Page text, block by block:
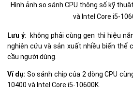
Hình ảnh so sánh CPU thông số kỹ
và Intel Core i5-
Lưu ý: không phải cùng gen thì hiệu
nghiên cứu và sản xuất nhiều biến thể
cầu người dùng.
Ví dụ: So sánh chip của 2 dòng CPU
10400 và Intel Core i5-10600K.